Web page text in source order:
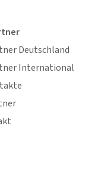
Deutschland
International